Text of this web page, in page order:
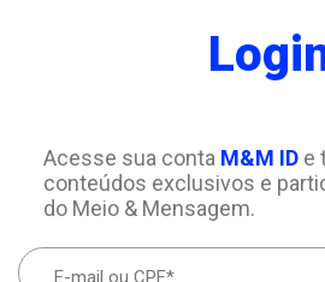
Acesse sua conta M&M IDe
conteúdos exclusivos e
do Meio & Mensagem.